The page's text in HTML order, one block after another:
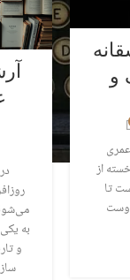
و
از
تا
به
و